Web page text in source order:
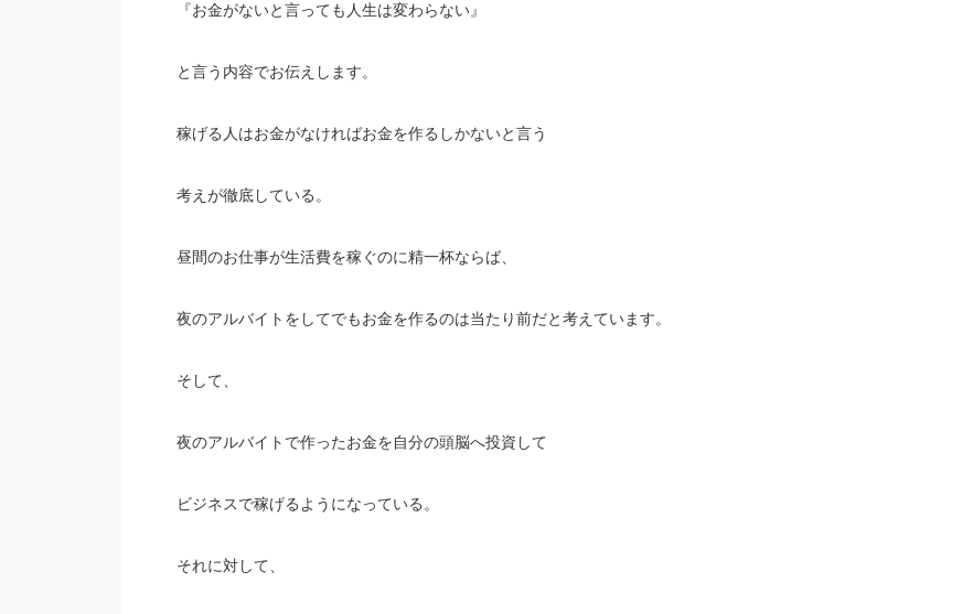
『お金がないと言っても人生は変わらない』
と言う内容でお伝えします。
稼げる人はお金がなければお金を作るしかないと言う
考えが徹底している。
昼間のお仕事が生活費を稼ぐのに精一杯ならば、
夜のアルバイトをしてでもお金を作るのは当たり前だと考えています。
そして、
夜のアルバイトで作ったお金を自分の頭脳へ投資して
ビジネスで稼げるようになっている。
それに対して、